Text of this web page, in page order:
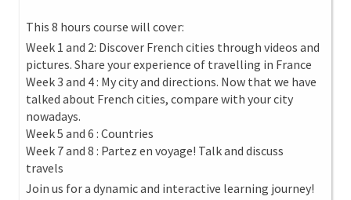
This 8 hours course will cover:
Week 1 and 2: Discover French cities through videos and
pictures. Share your experience of travelling in France
Week 3 and 4 : My city and directions. Now that we have
talked about French cities, compare with your city
nowadays.
Week 5 and 6 : Countries
Week 7 and 8 : Partez en voyage! Talk and discuss
travels
Join us for a dynamic and interactive learning journey!